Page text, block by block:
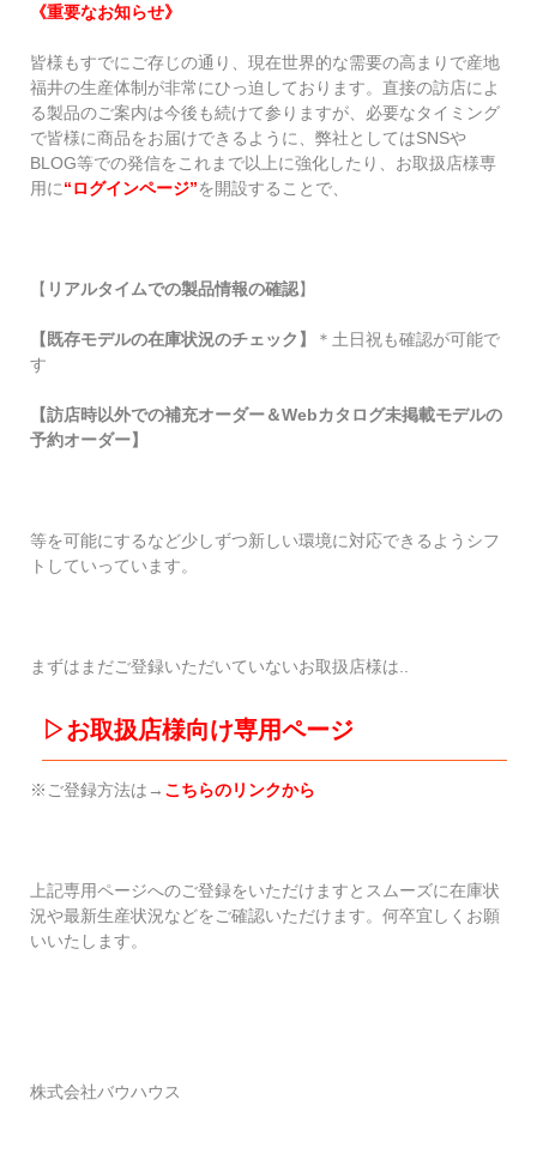
《重要なお知らせ》
皆様もすでにご存じの通り、現在世界的な需要の高まりで産地
福井の生産体制が非常にひっ迫しております。直接の訪店によ
る製品のご案内は今後も続けて参りますが、必要なタイミング
で皆様に商品をお届けできるように、弊社としてはSNSや
BLOG等での発信をこれまで以上に強化したり、お取扱店様専
用に“ログインページ”を開設することで、
【 リアルタイムでの製品情報の確認】
【既存モデルの在庫状況のチェック 】
＊土日祝も確認が可能で
す
【訪店時以外での補充オーダー＆Webカタログ未掲載モデルの
予約オーダー】
等を可能にするなど少しずつ新しい環境に対応できるようシフ
トしていっています。
まずはまだご登録いただいていないお取扱店様は..
▷お取扱店様向け専用ページ
※ご登録方法は→ こちらのリンクから
上記専用ページへのご登録をいただけますとスムーズに在庫状
況や最新生産状況などをご確認いただけます。何卒宜しくお願
いいたします。
株式会社バウハウス